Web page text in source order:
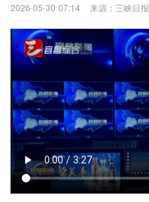
2026-05-30 07:14 来源：三峡日报